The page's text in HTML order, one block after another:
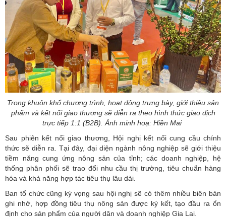
Trong khuôn khổ chương trình, hoạt động trưng bày, giới thiệu sản
phẩm và kết nối giao thương sẽ diễn ra theo hình thức giao dịch
trực tiếp 1:1 (B2B). Ảnh minh hoạ: Hiền Mai
Sau phiên kết nối giao thương, Hội nghị kết nối cung cầu chính
thức sẽ diễn ra. Tại đây, đại diện ngành nông nghiệp sẽ giới thiệu
tiềm năng cung ứng nông sản của tỉnh; các doanh nghiệp, hệ
thống phân phối sẽ trao đổi nhu cầu thị trường, tiêu chuẩn hàng
hóa và khả năng hợp tác tiêu thụ lâu dài.
Ban tổ chức cũng kỳ vọng sau hội nghị sẽ có thêm nhiều biên bản
ghi nhớ, hợp đồng tiêu thụ nông sản được ký kết, tạo đầu ra ổn
định cho sản phẩm của người dân và doanh nghiệp Gia Lai.